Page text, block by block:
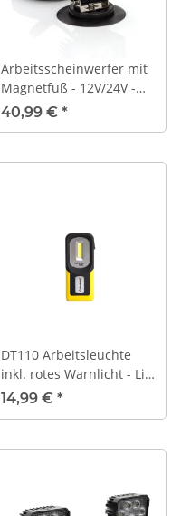
Arbeitsscheinwerfer mit
Magnetfuß - 12V/24V -
27W
40,99 € *
DT110 Arbeitsleuchte
inkl. rotes Warnlicht - Li-
Ion Akku
14,99 € *